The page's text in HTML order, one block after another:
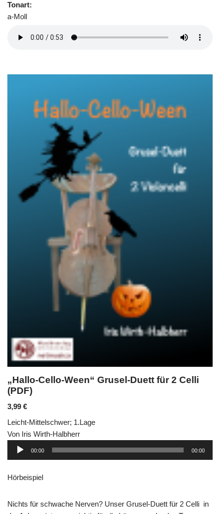
Tonart:
a-Moll
„Hallo-Cello-Ween“ Grusel-Duett für 2 Celli
(PDF)
3,99 €
Leicht-Mittelschwer; 1.Lage
Von Iris Wirth-Halbherr
Audio-
00:00 00:00
Hörbeispiel
Nichts für schwache Nerven? Unser Grusel-Duett für 2 Celli in